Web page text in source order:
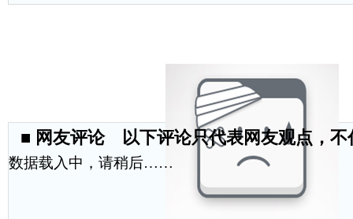
■ 网友评论 以下评论只代表网友观点，不
数据载入中，请稍后……